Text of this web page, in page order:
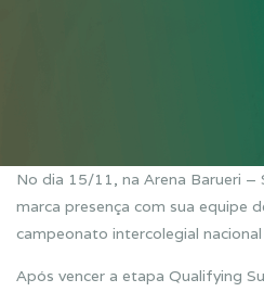
No dia 15/11, na Arena Barueri –
marca presença com sua equipe
campeonato intercolegial
Após vencer a etapa Qualifying